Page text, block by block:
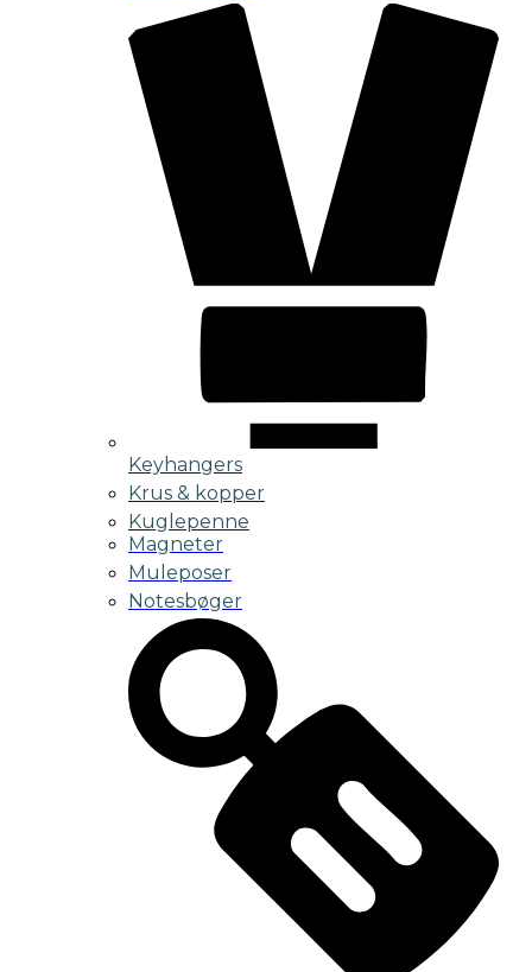
Keyhangers
Krus & kopper
Kuglepenne
Magneter
Muleposer
Notesbøger